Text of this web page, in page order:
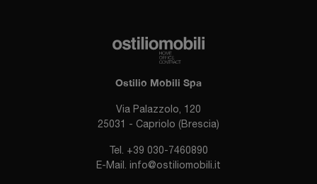
Ostilio Mobili Spa
Via Palazzolo, 120
25031 - Capriolo (Brescia)
Tel. +39 030-7460890
E-Mail. info@ostiliomobili.it